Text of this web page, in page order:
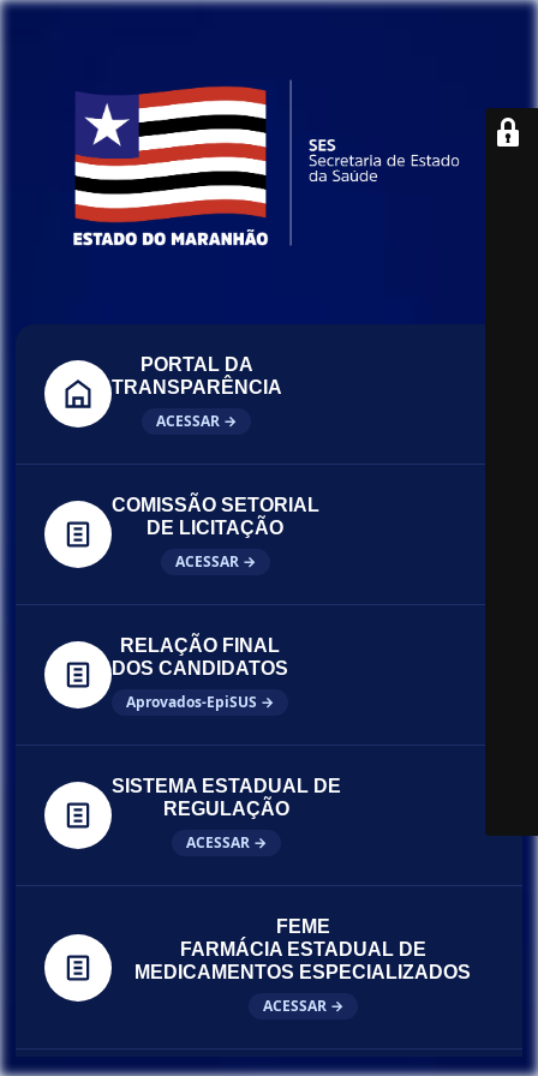
PORTAL DA
TRANSPARÊNCIA
ACESSAR →
COMISSÃO SETORIAL
DE LICITAÇÃO
ACESSAR →
RELAÇÃO FINAL
DOS CANDIDATOS
Aprovados-EpiSUS →
SISTEMA ESTADUAL DE
REGULAÇÃO
ACESSAR →
FEME
FARMÁCIA ESTADUAL DE
MEDICAMENTOS ESPECIALIZADOS
ACESSAR →